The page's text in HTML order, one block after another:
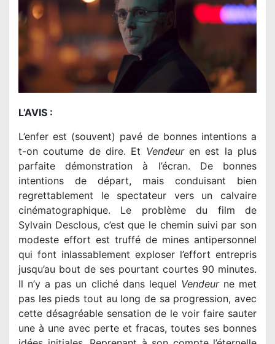
L’AVIS :
L’enfer est (souvent) pavé de bonnes intentions a
t-on coutume de dire. Et Vendeuren est la plus
parfaite démonstration à l’écran. De bonnes
intentions de départ, mais conduisant bien
regrettablement le spectateur vers un calvaire
cinématographique. Le problème du film de
Sylvain Desclous, c’est que le chemin suivi par son
modeste effort est truffé de mines antipersonnel
qui font inlassablement exploser l’effort entrepris
jusqu’au bout de ses pourtant courtes 90 minutes.
Il n’y a pas un cliché dans lequel Vendeurne met
pas les pieds tout au long de sa progression, avec
cette désagréable sensation de le voir faire sauter
une à une avec perte et fracas, toutes ses bonnes